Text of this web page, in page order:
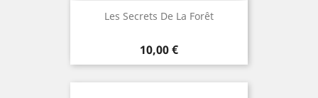
Les Secrets De La Forêt
Prix
10,00 €